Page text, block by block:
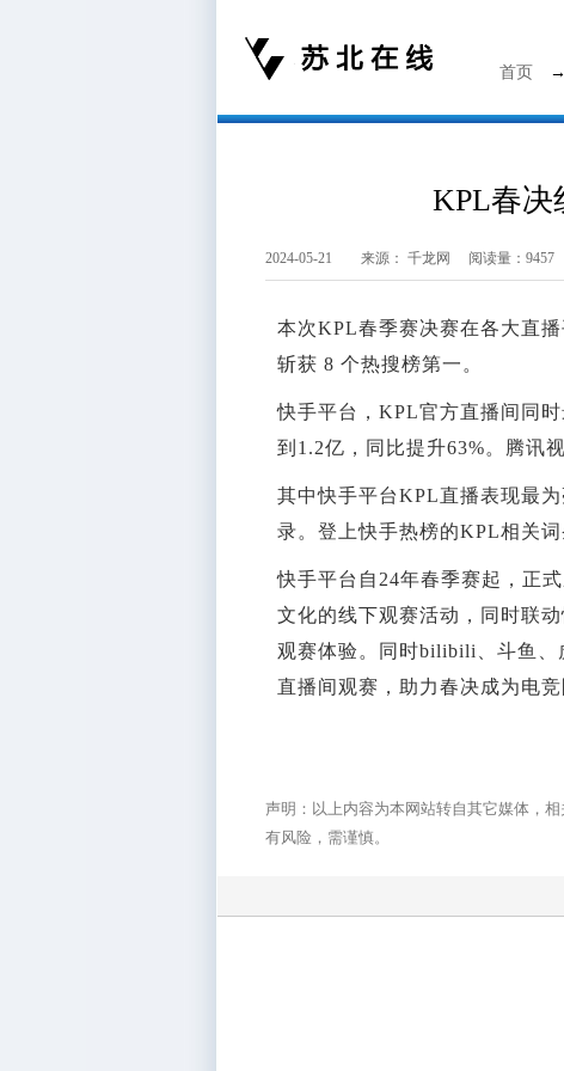
首页 →
KPL春决
2024-05-21 来源： 千龙网 阅读量：9457
本次KPL春季赛决赛在各大直
斩获 8 个热搜榜第一。
快手平台，KPL官方直播间同
到1.2亿，同比提升63%。腾讯
其中快手平台KPL直播表现最
录。登上快手热榜的KPL相关词
快手平台自24年春季赛起，正
文化的线下观赛活动，同时联
观赛体验。同时bilibili、斗鱼、
直播间观赛，助力春决成为电竞
声明：以上内容为本网站转自其它媒体，
有风险，需谨慎。